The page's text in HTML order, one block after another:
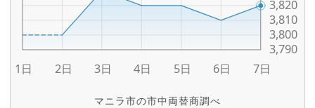
マニラ市の市中両替商調べ